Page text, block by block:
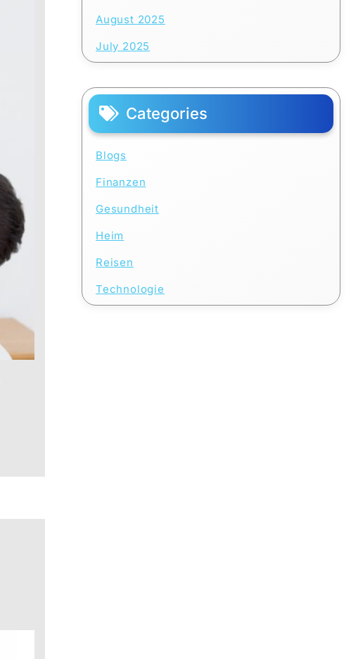
August 2025
July 2025
Categories
Blogs
Finanzen
Gesundheit
Heim
Reisen
Technologie